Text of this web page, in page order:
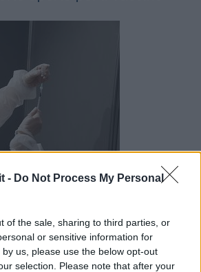
- Do Not Process My Personal
of the sale, sharing to third parties, or
or sensitive information for
us, please use the below opt-out
selection. Please note that after your
somministrazione di siero anti Covid in
per chi ha più di 60 anni. Ci